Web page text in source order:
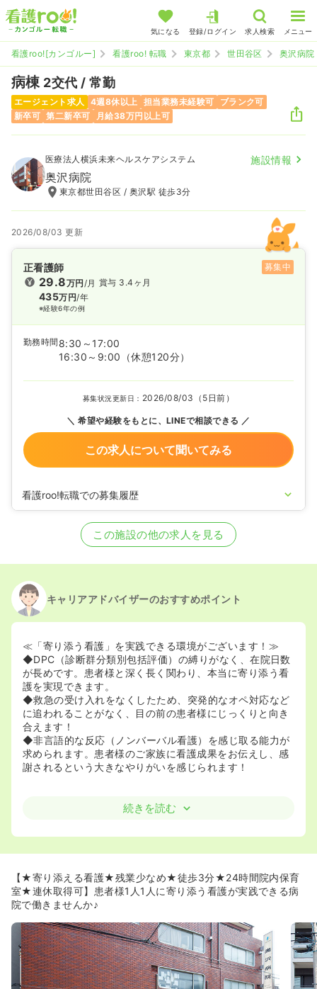
気になる 登録/ログイン 求人検索 メニュー
看護roo![カンゴルー] 看護roo! 転職 東京都 世田谷区 奥沢病院
病棟 2交代 / 常勤
エージェント求人 4週8休以上 担当業務未経験可
ブランク可
新卒可 第二新卒可 月給38万円以上可
医療法人横浜未来ヘルスケアシステム 施設情報
奥沢病院
東京都世田谷区 / 奥沢駅 徒歩3分
2026/08/03 更新
正看護師 募集中
29.8万円/月
435万円/年
※経験6年の例
賞与 3.4ヶ月
勤務時間 8:30～17:00
16:30～9:00
（休憩120分）
募集状況更新日： 2026/08/03（5日前）
希望や経験をもとに、LINEで相談できる
この求人について聞いてみる
看護roo!転職での募集履歴
正看護師の募集を休止
正看護師の募集を開始
2024/01/26正看護師の募集を開始
2023/07/25
2022/06/20正看護師の募集を休止
2021/06/21
2020/09/17正看護師を休止中
この施設の他の求人を見る
キャリアアドバイザーのおすすめポイント
≪「寄り添う看護」を実践できる環境がございます！≫
◆DPC（診断群分類別包括評価）の縛りがなく、在院日数
が長めです。患者様と深く長く関わり、本当に寄り添う看
護を実現できます。
◆救急の受け入れをなくしたため、突発的なオペ対応など
に追われることがなく、目の前の患者様にじっくりと向き
合えます！
◆非言語的な反応（ノンバーバル看護）を感じ取る能力が
求められます。患者様のご家族に看護成果をお伝えし、感
謝されるという大きなやりがいを感じられます！
≪子育てと両立した働き方が可能です！≫
者に対する再就職セミナーの導入などの実績を評価され同
みに都内で認定されている病院は奥沢病院を含めて6つの
みです。
◆小学生のお子さんであっても、夜勤帯や長期休みの預け
おり、ママさんナースに理解のある職場で、子育てとの両
立ができる病院です♪
≪メリハリの付いた生活≫
◆有給休暇は90％以上消化されており、病院としてメリハ
続きを読む
【★寄り添える看護★残業少なめ★徒歩3分★24時間院内保育
室★連休取得可】患者様1人1人に寄り添う看護が実践できる病
院で働きませんか♪